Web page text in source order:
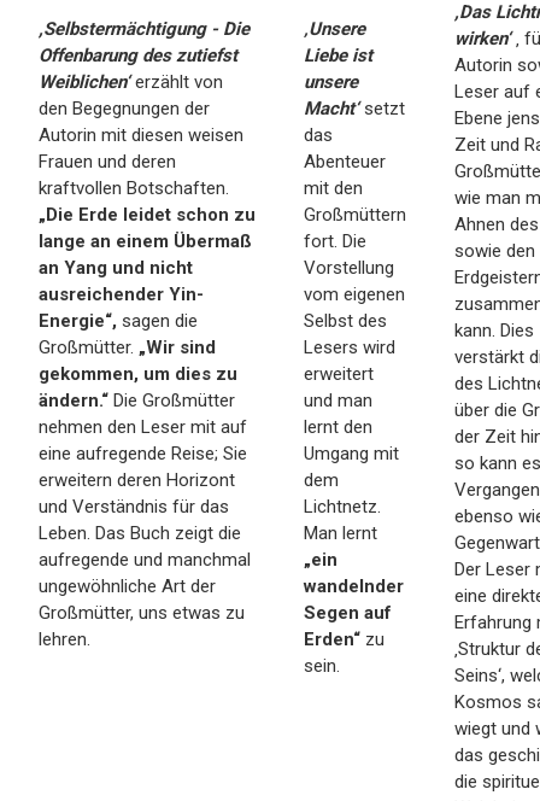
,Selbstermächtigung - Die
Offenbarung des zutiefst
Weiblichen‘erzählt von
den Begegnungen der
Autorin mit diesen weisen
Frauen und deren
kraftvollen Botschaften.
„Die Erde leidet schon zu
lange an einem Übermaß
an Yang und nicht
ausreichender Yin-
Energie“,sagen die
Großmütter. „Wir sind
gekommen, um dies zu
ändern.“Die Großmütter
nehmen den Leser mit auf
eine aufregende Reise; Sie
erweitern deren Horizont
und Verständnis für das
Leben. Das Buch zeigt die
aufregende und manchmal
ungewöhnliche Art der
Großmütter, uns etwas zu
lehren.
‚Unsere
Liebe ist
unsere
Macht‘setzt
das
Abenteuer
mit den
Großmüttern
fort. Die
Vorstellung
vom eigenen
Selbst des
Lesers wird
erweitert
und man
lernt den
Umgang mit
dem
Lichtnetz.
Man lernt
„ein
wandelnder
Segen auf
Erden“ zu
sein.
,Das
wirken‘‚
Autorin
Leser auf
Ebene
Zeit und
wie man
Ahnen
sowie den
kann. Dies
verstärkt
des
über die
der Zeit
so kann
ebenso
Der Leser
eine
Erfahrung
‚Struktur
Seins‘,
Kosmos
wiegt und
das
die